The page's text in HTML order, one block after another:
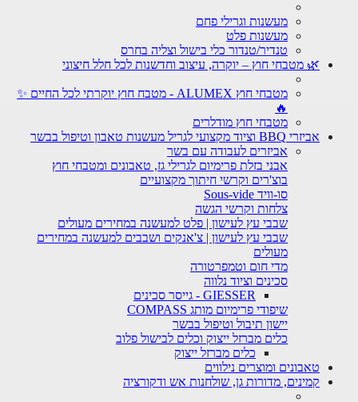
מעשנות וגרילי פחם
מעשנות פלט
טנדיר/טנדור כלי בישול וצליה בחרס
🌿 מטבחי חוץ – יוקרה, עיצוב וחדשנות לכל חלל חיצוני
מטבחי חוץ ALUMEX - מטבח חוץ יוקרתי לכל החיים ✨
מטבחי חוץ מודלרים
אביזרי BBQ וציוד מקצועי לגריל מעשנות טאבון וטיפול בבשר
אביזרים לעבודה עם בשר
אבני בזלת פרימיום לגרילי גז, טאבונים ומטבחי חוץ
בוצ'רים וקרשי חיתוך מקצועיים
סו-וויד Sous-vide
צלחות וקרשי הגשה
שבבי עץ לעישון | פלט למעשנה במחירים מעולים
שבבי עץ לעישון | צ'אנקים ושבבים למעשנה במחירים
מעולים
מדי חום וטמפרטורה
סכינים וציוד נלווה
GIESSER - גייסר סכינים
שיפודי פרימיום מותג COMPASS
יישון תיבול וטיפול בבשר
כלים מברזל ייצוק וכלים לבישול פלוב
כלים מברזל ייצוק
טאבונים ומוצרים נילווים
קמינים, מדורות גן, שולחנות אש ודקורציה